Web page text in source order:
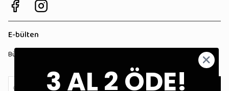
E-bülten
Bültenimize kaydolun, tüm kampanyalardan anında haberdar olun!
3 AL 2 ÖDE!